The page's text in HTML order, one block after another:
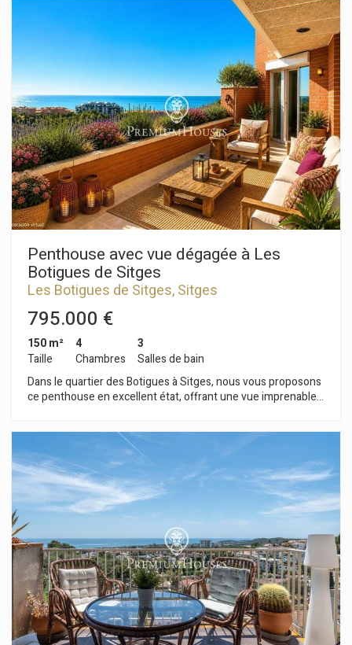
un immeuble avec ascenseur de seulement cinq
appartements. L'entrée donne sur un grand hall avec placards
intégrés. La pièce de vie se compose d'un salon spacieux et
lumineux avec cheminée et accès à la terrasse. Attenante, la
cuisine, également ouverte sur la terrasse, et une buanderie.
Nous y trouvons également des toilettes invités. L'espace nuit
comprend actuellement six chambres. La suite parentale
dispose d'un petit dressing attenant à la salle de bains, et
juste à côté se trouve une autre chambre double. Il y a quatre
chambres simples, dont trois avec placards intégrés. Une salle
de bains complète dessert ces chambres. L'appartement est
situé en plein centre-ville, à proximité immédiate de toutes
les commodités et à quelques minutes seulement du marché
municipal et des Ramblas.
Penthouse avec vue dégagée à Les
Botigues de Sitges
Les Botigues de Sitges, Sitges
795.000 €
150 m²
Taille
4
Chambres
3
Salles de bain
Dans le quartier des Botigues à Sitges, nous vous proposons
ce penthouse en excellent état, offrant une vue imprenable
comprend également deux places de parking. La propriété se
compose de deux étages. Au rez-de-chaussée, l'espace de
vie comprend un séjour/salle à manger spacieux et lumineux
donnant sur une terrasse avec vue sur mer. Attenante à cet
espace, nous avons une cuisine indépendante avec accès sur
une autre terrasse. Finalement, nous trouvons également une
chambre double et des toilettes invités. À l'étage, l'espace
nuit se compose de trois chambres doubles, dont une suite
parentale avec dressing et accès à une terrasse offrant une
vue spectaculaire. Une salle de bain complète cet étage. Le
quartier des Botigues à Sitges est un quartier calme tout au
long de l'année. Proche du Parc Naturel du Garraf, il bénéficie
d'un accès facile à l'autoroute C-32 en direction de Barcelone
et de l'aéroport El Prat.